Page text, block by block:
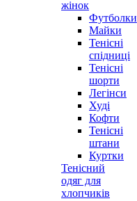
жінок
Футболки
Майки
Тенісні
спідниці
Тенісні
шорти
Легінси
Худі
Кофти
Тенісні
штани
Куртки
Тенісний
одяг для
хлопчиків